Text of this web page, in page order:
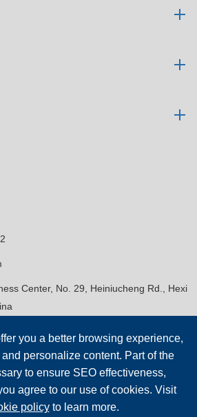
Center, No. 29, Heiniucheng Rd., Hexi
(Tianjin) Technology Co., Ltd.
práva vyhrazena.
you a better browsing experience,
personalize content. Part of the
to ensure SEO effectiveness,
agree to our use of cookies. Visit
policyto learn more.